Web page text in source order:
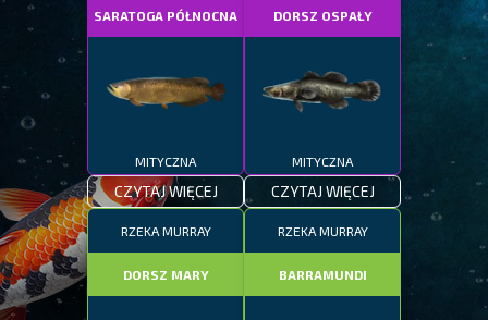
SARATOGA PÓŁNOCNA
MITYCZNA
CZYTAJ WIĘCEJ
DORSZ OSPAŁY
MITYCZNA
CZYTAJ WIĘCEJ
RZEKA MURRAY
DORSZ MARY
RZEKA MURRAY
BARRAMUNDI